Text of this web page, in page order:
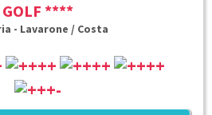
GOLF ****
- Lavarone / Costa